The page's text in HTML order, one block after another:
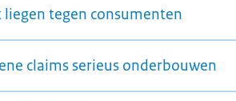
liegen tegen consumenten
claims serieus onderbouwen